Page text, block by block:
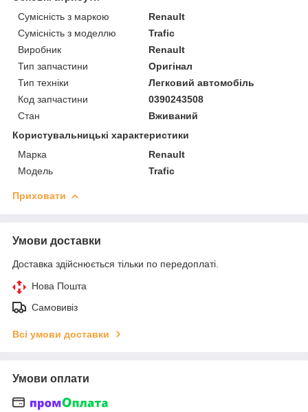
Сумісність з маркою
Renault
Сумісність з моделлю
Trafic
Виробник
Renault
Тип запчастини
Оригінал
Тип техніки
Легковий автомобіль
Код запчастини
0390243508
Стан
Вживаний
Користувальницькі характеристики
Марка
Renault
Модель
Trafic
Приховати
Умови доставки
Доставка здійснюється тільки по передоплаті.
Нова Пошта
Самовивіз
Всі умови доставки
Умови оплати